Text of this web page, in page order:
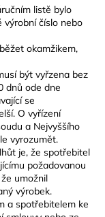
listě bylo
výrobní číslo nebo
okamžikem,
být vyřzena bez
dnů ode dne
se
O vyřízení
a Nejvyššího
vyrozumět.
je, že spotřebitel
požadovanou
umožnil
výrobek.
a spotřebitelem ke